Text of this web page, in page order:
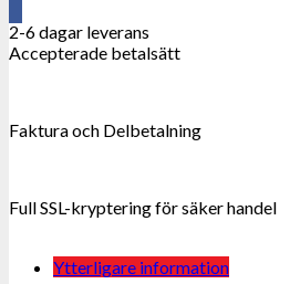
mängd
2-6 dagar leverans
Accepterade betalsätt
Faktura och Delbetalning
Full SSL-kryptering för säker handel
Ytterligare information